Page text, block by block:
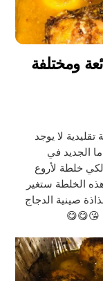
ومختلفة
لا يوجد
الجديد في
خلطة لأروع
الخلطة ستغير
لذاذة صينية الدجاج
😘😋😋